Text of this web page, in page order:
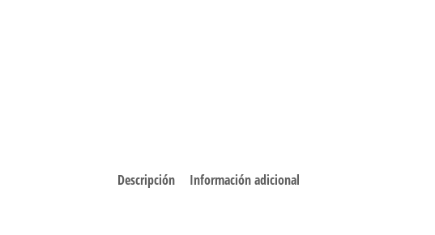
Descripción Información adicional